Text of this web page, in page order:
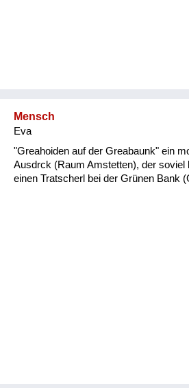
Mensch
Eva
"Greahoiden auf der Greabaunk" ein
Ausdrck (Raum Amstetten), der soviel
einen Tratscherl bei der Grünen Bank